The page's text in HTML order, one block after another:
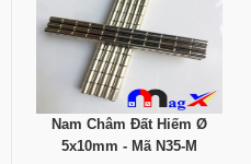
Nam Châm Đất Hiếm Ø
5x10mm - Mã N35-M